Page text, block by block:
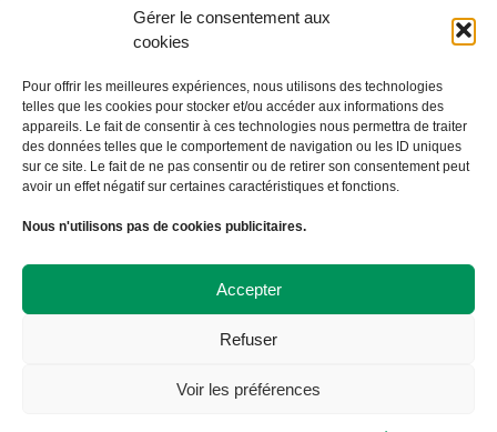
Gérer le consentement aux
cookies
Pour offrir les meilleures expériences, nous utilisons des technologies
telles que les cookies pour stocker et/ou accéder aux informations des
appareils. Le fait de consentir à ces technologies nous permettra de traiter
des données telles que le comportement de navigation ou les ID uniques
sur ce site. Le fait de ne pas consentir ou de retirer son consentement peut
avoir un effet négatif sur certaines caractéristiques et fonctions.
Nous n'utilisons pas de cookies publicitaires.
Accepter
Refuser
Voir les préférences
←Évènement précédent Évènement suivant→
108 avenue Victor Hugo
09 72 57 35 57
contact@abicyclette-tulle.fr
Copyright 2023 Association À Bicyclette
Politique de cookies